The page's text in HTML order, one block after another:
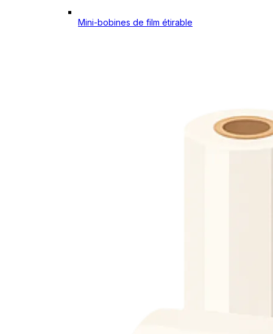
Mini-bobines de film étirable